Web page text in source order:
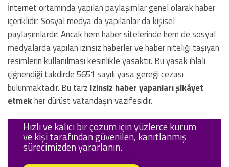
İnternet ortamında yapılan paylaşımlar genel olarak haber
içeriklidir. Sosyal medya da yapılanlar da kişisel
paylaşımlardır. Ancak hem haber sitelerinde hem de sosyal
medyalarda yapılan izinsiz haberler ve haber niteliği taşıyan
resimlerin kullanılması kesinlikle yasaktır. Bu yasak ihlali
çiğnendiği takdirde 5651 sayılı yasa gereği cezası
bulunmaktadır. Bu tarz izinsiz haber yapanları şikâyet
etmekher dürüst vatandaşın vazifesidir.
Hızlı ve kalıcı bir çözüm için yüzlerce kurum
ve kişi tarafından güvenilen, kanıtlanmış
sürecimizden yararlanın.